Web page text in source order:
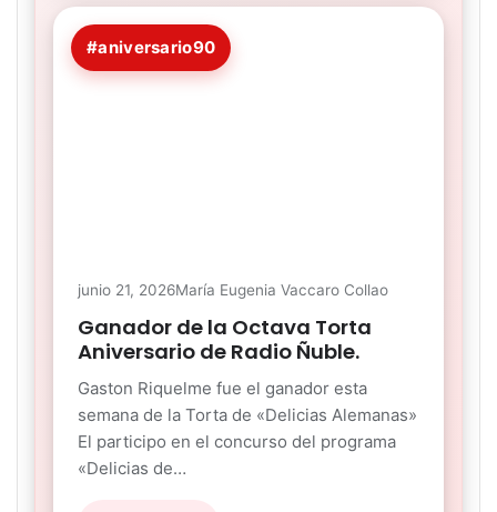
#aniversario90
junio 21, 2026María Eugenia Vaccaro Collao
Ganador de la Octava Torta
Aniversario de Radio Ñuble.
Gaston Riquelme fue el ganador esta
semana de la Torta de «Delicias Alemanas»
El participo en el concurso del programa
«Delicias de…